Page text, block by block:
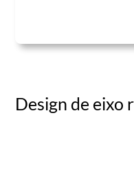
Design de eixo